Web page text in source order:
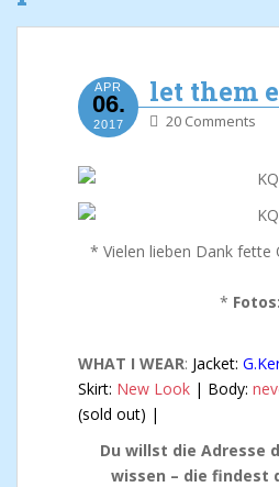
APR
06.
2017
let them
20 Comments
* Vielen lieben Dank fette
* Fotos:
WHAT I WEAR: Jacket:
Skirt: New Look | Body:
(sold out) |
Du willst die Adresse
wissen – die findest